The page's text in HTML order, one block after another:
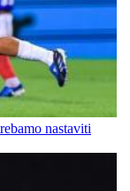
nastaviti